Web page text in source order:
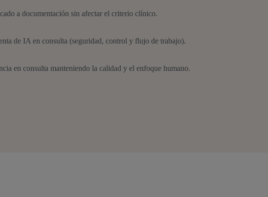
a documentación sin afectar el criterio clínico.
de IA en consulta (seguridad, control y flujo de trabajo).
en consulta manteniendo la calidad y el enfoque humano.